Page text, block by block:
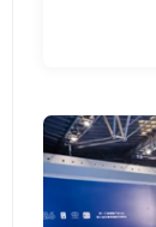
国科学院